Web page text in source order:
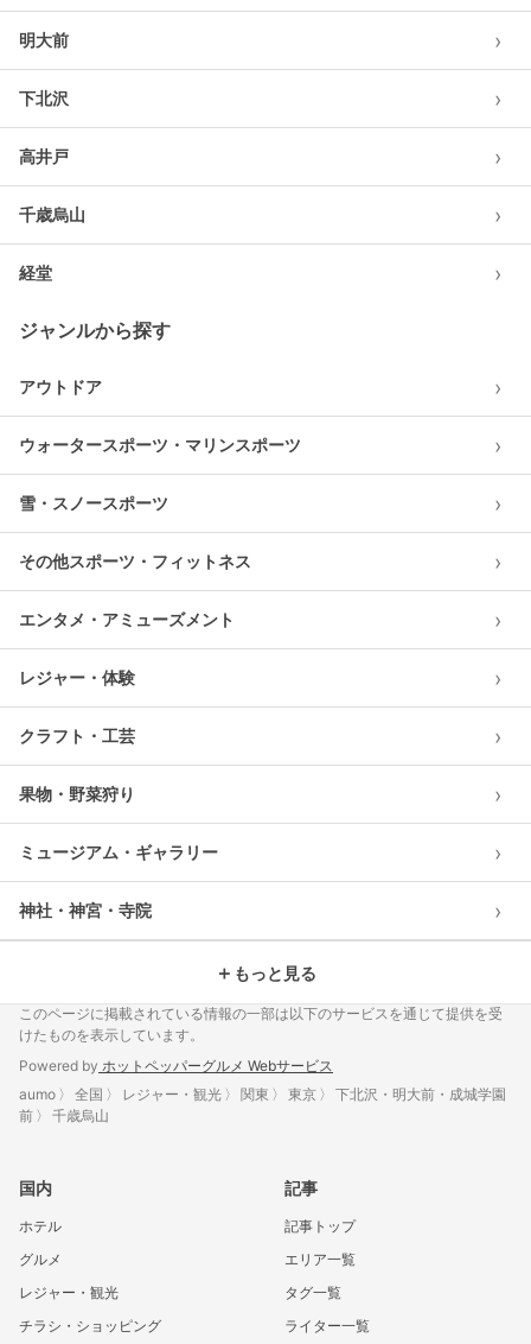
明大前 ›
下北沢 ›
高井戸 ›
千歳烏山 ›
経堂 ›
ジャンルから探す
アウトドア ›
ウォータースポーツ・マリンスポーツ ›
雪・スノースポーツ ›
その他スポーツ・フィットネス ›
エンタメ・アミューズメント ›
レジャー・体験 ›
クラフト・工芸 ›
果物・野菜狩り ›
ミュージアム・ギャラリー ›
神社・神宮・寺院 ›
＋ もっと見る
このページに掲載されている情報の一部は以下のサービスを通じて提供を受
けたものを表示しています。
Powered by ホットペッパーグルメ Webサービス
aumo
全国 レジャー・観光 関東 東京
下北沢・明大前・成城学園
前
千歳烏山
国内
ホテル
グルメ
レジャー・観光
チラシ・ショッピング
記事
記事トップ
エリア一覧
タグ一覧
ライター一覧